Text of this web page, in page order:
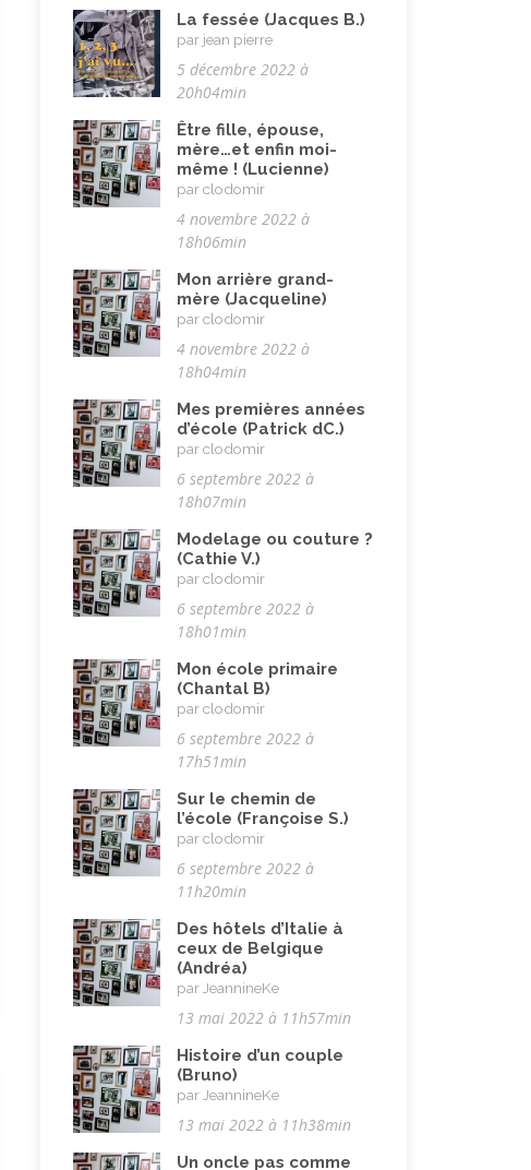
Rencontres interculturelles (13)
Retraite
Rêves (12)
Solidarité (24)
Solitude (8)
Technologie (évolution)
(19)
Vieillissement (20)
Voyages (38)
La fessée (Jacques B.)
par jean pierre
5 décembre 2022 à
20h04min
Être fille, épouse,
mère…et enfin moi-
même ! (Lucienne)
par clodomir
4 novembre 2022 à
18h06min
Mon arrière grand-
mère (Jacqueline)
par clodomir
4 novembre 2022 à
18h04min
Mes premières années
d’école (Patrick dC.)
par clodomir
6 septembre 2022 à
18h07min
Modelage ou couture ?
(Cathie V.)
par clodomir
6 septembre 2022 à
18h01min
Mon école primaire
(Chantal B)
par clodomir
6 septembre 2022 à
17h51min
Sur le chemin de
l’école (Françoise S.)
par clodomir
6 septembre 2022 à
11h20min
Des hôtels d’Italie à
ceux de Belgique
(Andréa)
par JeannineKe
13 mai 2022 à 11h57min
Histoire d’un couple
(Bruno)
par JeannineKe
13 mai 2022 à 11h38min
Un oncle pas comme